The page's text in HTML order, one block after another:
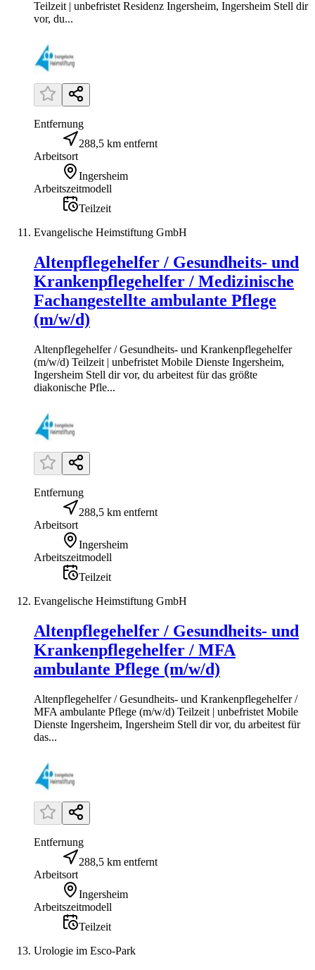
Teilzeit | unbefristet Residenz Ingersheim, Ingersheim Stell dir
vor, du...
Entfernung
288,5 km entfernt
Arbeitsort
Ingersheim
Arbeitszeitmodell
Teilzeit
Evangelische Heimstiftung GmbH
Altenpflegehelfer / Gesundheits- und
Krankenpflegehelfer / Medizinische
Fachangestellte ambulante Pflege
(m/w/d)
Altenpflegehelfer / Gesundheits- und Krankenpflegehelfer
(m/w/d) Teilzeit | unbefristet Mobile Dienste Ingersheim,
Ingersheim Stell dir vor, du arbeitest für das größte
diakonische Pfle...
Entfernung
288,5 km entfernt
Arbeitsort
Ingersheim
Arbeitszeitmodell
Teilzeit
Evangelische Heimstiftung GmbH
Altenpflegehelfer / Gesundheits- und
Krankenpflegehelfer / MFA
ambulante Pflege (m/w/d)
Altenpflegehelfer / Gesundheits- und Krankenpflegehelfer /
MFA ambulante Pflege (m/w/d) Teilzeit | unbefristet Mobile
Dienste Ingersheim, Ingersheim Stell dir vor, du arbeitest für
das...
Entfernung
288,5 km entfernt
Arbeitsort
Ingersheim
Arbeitszeitmodell
Teilzeit
Urologie im Esco-Park